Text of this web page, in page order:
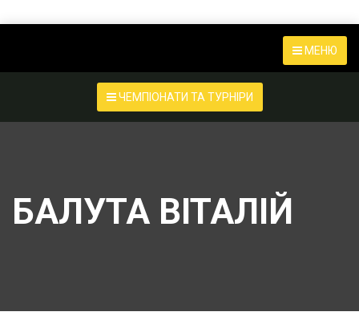
МЕНЮ
ЧЕМПІОНАТИ ТА ТУРНІРИ
БАЛУТА ВІТАЛІЙ